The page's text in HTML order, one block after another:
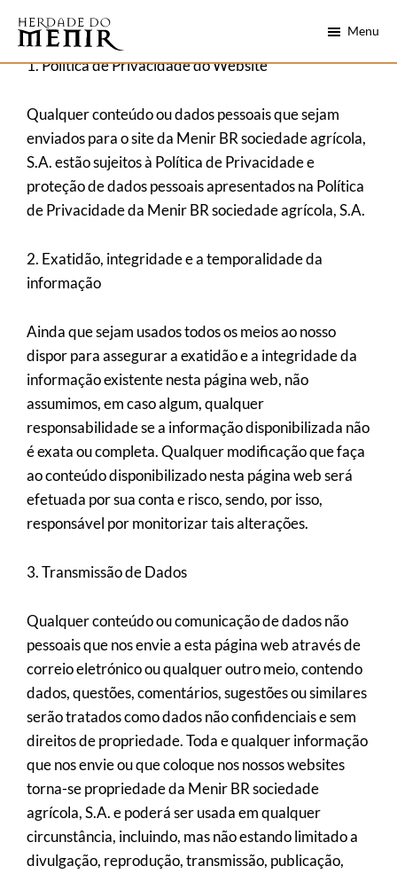
main
para
o Herdade
Alentejo
garrafa
Menu
1. Política de Privacidade do Website
Qualquer conteúdo ou dados pessoais que sejam
enviados para o site da Menir BR sociedade agrícola,
S.A. estão sujeitos à Política de Privacidade e
proteção de dados pessoais apresentados na Política
de Privacidade da Menir BR sociedade agrícola, S.A.
2. Exatidão, integridade e a temporalidade da
informação
Ainda que sejam usados todos os meios ao nosso
dispor para assegurar a exatidão e a integridade da
informação existente nesta página web, não
assumimos, em caso algum, qualquer
responsabilidade se a informação disponibilizada não
é exata ou completa. Qualquer modificação que faça
ao conteúdo disponibilizado nesta página web será
efetuada por sua conta e risco, sendo, por isso,
responsável por monitorizar tais alterações.
3. Transmissão de Dados
Qualquer conteúdo ou comunicação de dados não
pessoais que nos envie a esta página web através de
correio eletrónico ou qualquer outro meio, contendo
dados, questões, comentários, sugestões ou similares
serão tratados como dados não confidenciais e sem
direitos de propriedade. Toda e qualquer informação
que nos envie ou que coloque nos nossos websites
torna-se propriedade da Menir BR sociedade
agrícola, S.A. e poderá ser usada em qualquer
circunstância, incluindo, mas não estando limitado a
divulgação, reprodução, transmissão, publicação,